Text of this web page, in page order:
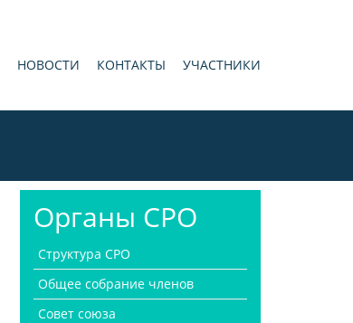
НОВОСТИ КОНТАКТЫ УЧАСТНИКИ
Органы СРО
Структура СРО
Общее собрание членов
Совет союза